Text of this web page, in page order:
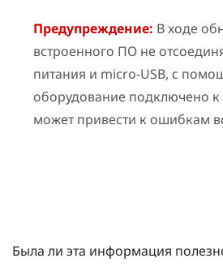
Предупреждение: В ходе
встроенного ПО не
питания и micro-USB, с
оборудование подключено к
может привести к ошибкам
Была ли эта информация